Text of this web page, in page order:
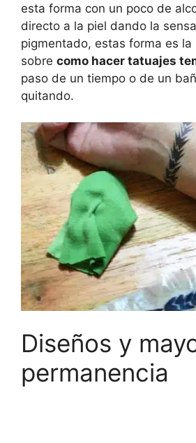
esta forma con un poco de
directo a la piel dando la
pigmentado, estas forma es la
sobre como hacer tatuajes
paso de un tiempo o de un
quitando.
Diseños y
permanencia